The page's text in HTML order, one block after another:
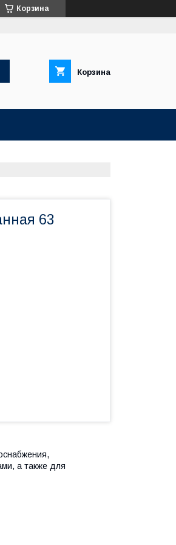
Корзина
Корзина
63
а также для